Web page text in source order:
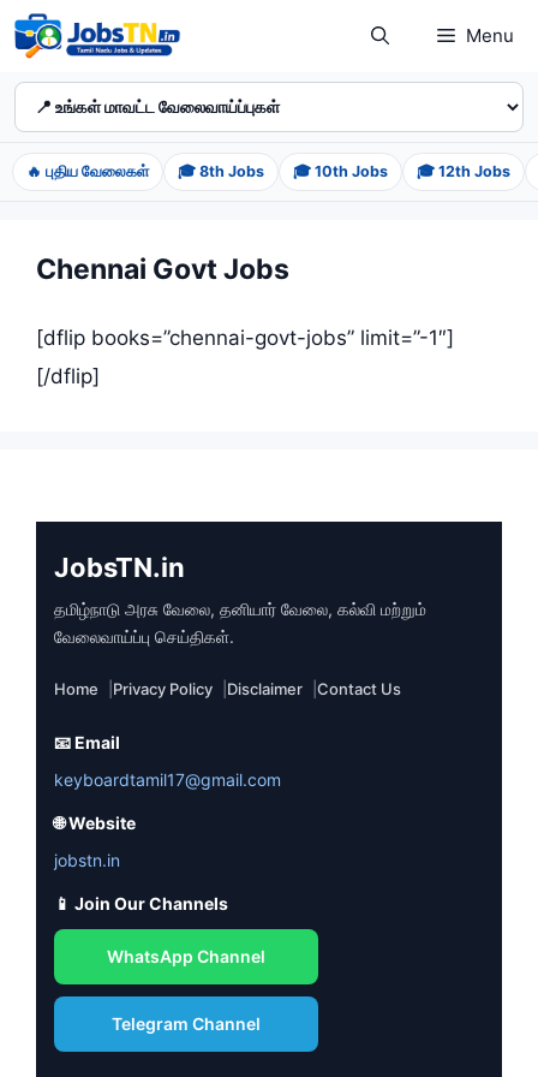
Skip
to
content
Menu
🔥 புதிய வேலைகள் 🎓 8th Jobs 🎓 10th Jobs 🎓 12th Jobs
Chennai Govt Jobs
[dflip books=”chennai-govt-jobs” limit=”-1″]
[/dflip]
JobsTN.in
தமிழ்நாடு அரசு வேலை, தனியார் வேலை, கல்வி மற்றும்
வேலைவாய்ப்பு செய்திகள்.
Home Privacy Policy Disclaimer Contact Us
📧 Email
keyboardtamil17@gmail.com
🌐 Website
jobstn.in
📱 Join Our Channels
WhatsApp Channel
Telegram Channel